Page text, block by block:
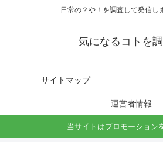
日常の？や！を調査して発信し
気になるコトを
サイトマップ
運営者情報
当サイトはプロモーション